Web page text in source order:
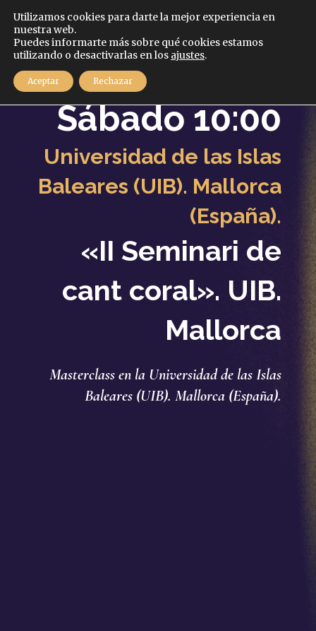
MENÚ
Sábado 10:00
Universidad de las Islas
Baleares (UIB). Mallorca
(España).
«II Seminari de
cant coral». UIB.
Mallorca
Masterclass en la Universidad de las Islas
Baleares (UIB). Mallorca (España).
Español
Utilizamos cookies para darte la mejor experiencia en
nuestra web.
Puedes informarte más sobre qué cookies estamos
utilizando o desactivarlas en los ajustes.
Aceptar Rechazar